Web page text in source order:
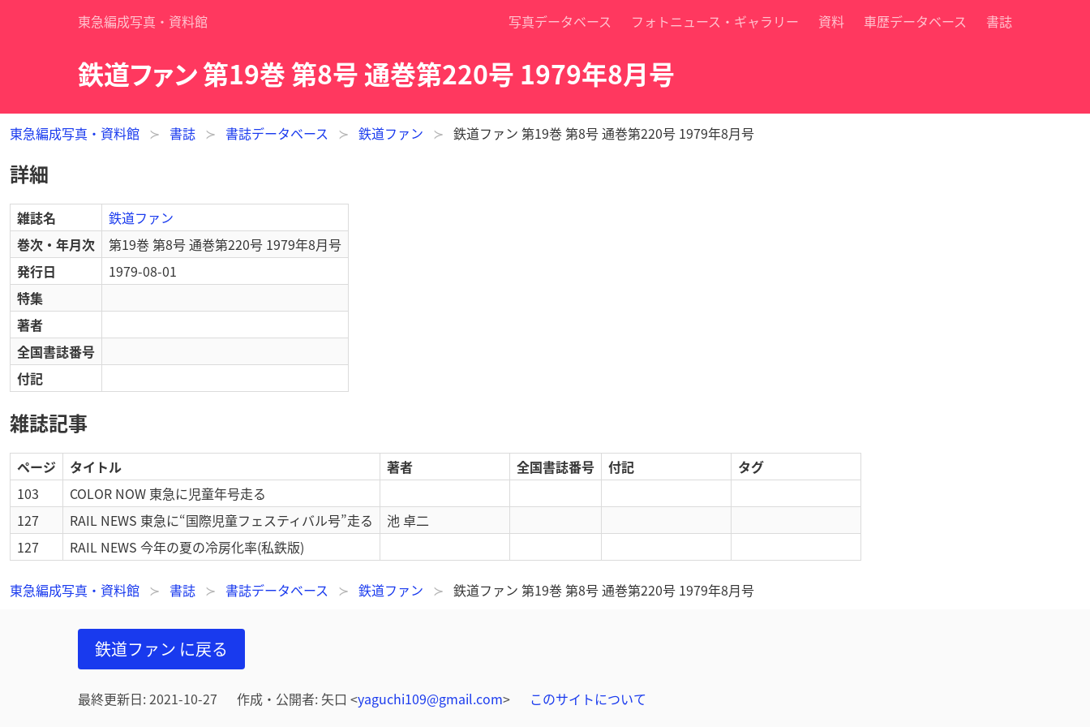
東急編成写真・資料館 写真データベース フォトニュース・ギャラリー 資料 車歴データベース 書誌
鉄道ファン 第19巻 第8号 通巻第220号 1979年8月号
東急編成写真・資料館 書誌 書誌データベース 鉄道ファン 鉄道ファン 第19巻 第8号 通巻第220号 1979年8月号
詳細
雑誌名
鉄道ファン
巻次・年月次
第19巻 第8号 通巻第220号 1979年8月号
発行日
1979-08-01
特集
著者
全国書誌番号
付記
雑誌記事
ページ タイトル 著者 全国書誌番号 付記
タグ
103
COLOR NOW 東急に児童年号走る
127
RAIL NEWS 東急に“国際児童フェスティバル号”走る
池 卓二
127
RAIL NEWS 今年の夏の冷房化率(私鉄版)
東急編成写真・資料館 書誌 書誌データベース 鉄道ファン 鉄道ファン 第19巻 第8号 通巻第220号 1979年8月号
鉄道ファン に戻る
最終更新日:2021-10-27 作成・公開者: 矢口 <yaguchi109@gmail.com> このサイトについて